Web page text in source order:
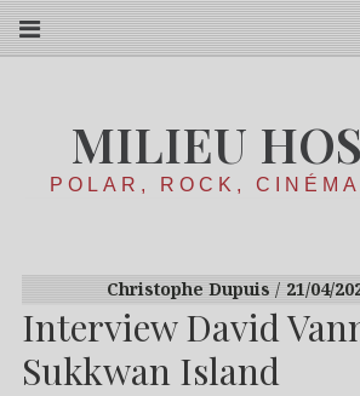
MILIEU
POLAR, ROCK,
Christophe Dupuis 21/04/
Interview David
Sukkwan Island